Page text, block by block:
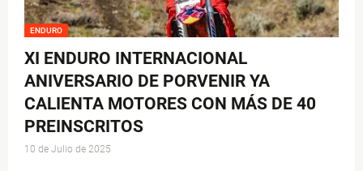
ENDURO
XI ENDURO INTERNACIONAL
ANIVERSARIO DE PORVENIR YA
CALIENTA MOTORES CON MÁS DE 40
PREINSCRITOS
10 de Julio de 2025